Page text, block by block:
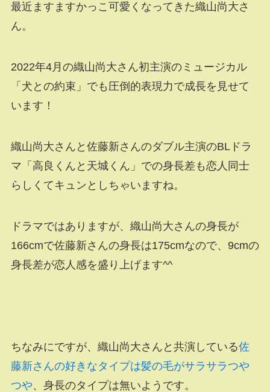
最近ますますかっこ可愛くなってきた織山尚大さ
ん。
2022年4月の織山尚大さん初主演のミュージカル
「犬との約束」でも圧倒的表現力で成長を見せて
います！
織山尚大さんと佐藤新さんのダブル主演のBLドラ
マ「高良くんと天城くん」での身長差も恋人同士
らしくてキュンとしちゃいますね。
ドラマではありますが、織山尚大さんの身長が
166cmで佐藤新さんの身長は175cmなので、9cmの
身長差が恋人感を盛り上げます^^
ちなみにですが、織山尚大さんと共演している佐
藤新さんの好きなタイプは髪の毛がサラサラつや
つや、身長のタイプは無いようです。